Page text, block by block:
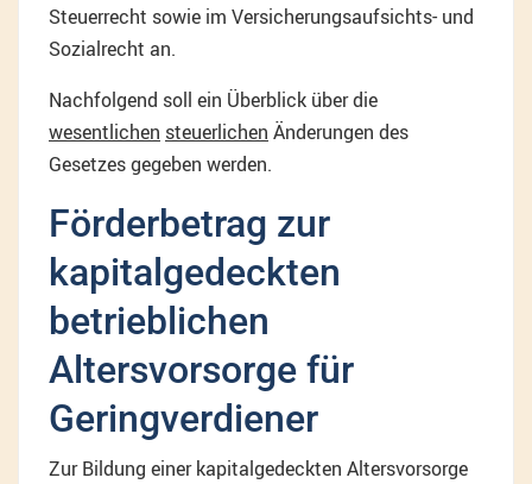
Steuerrecht sowie im Versicherungsaufsichts- und
Sozialrecht an.
Nachfolgend soll ein Überblick über die
wesentlichen steuerlichen Änderungen des
Gesetzes gegeben werden.
Förderbetrag zur
kapitalgedeckten
betrieblichen
Altersvorsorge für
Geringverdiener
Zur Bildung einer kapitalgedeckten Altersvorsorge